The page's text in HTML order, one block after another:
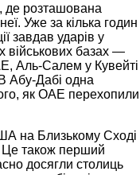
де розташована
Уже за кілька годин
завдав ударів у
військових базах —
Аль-Салем у Кувейті
Абу-Дабі одна
як ОАЕ перехопили
на Близькому Сході
Це також перший
досягли столиць